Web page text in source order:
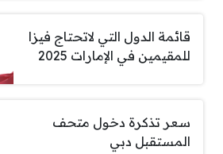
قائمة الدول التي لاتحتاج فيزا
للمقيمين في الإمارات 2025
سعر تذكرة دخول متحف
المستقبل دبي